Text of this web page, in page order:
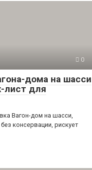
0
дома на шасси
лист для
Вагон-дом на шасси,
консервации, рискует